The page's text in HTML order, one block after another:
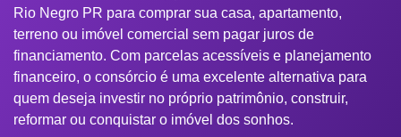
Rio Negro PR para comprar sua casa, apartamento,
terreno ou imóvel comercial sem pagar juros de
financiamento. Com parcelas acessíveis e planejamento
financeiro, o consórcio é uma excelente alternativa para
quem deseja investir no próprio patrimônio, construir,
reformar ou conquistar o imóvel dos sonhos.